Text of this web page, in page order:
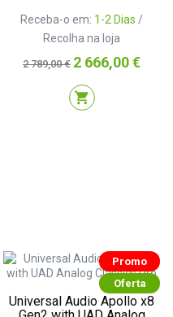
Receba-o em: 1-2 Dias /
Recolha na loja
Preço
normal
2 789,00 € Preço
2 666,00 €
shopping_cart
Promo
Oferta
Universal Audio Apollo x8